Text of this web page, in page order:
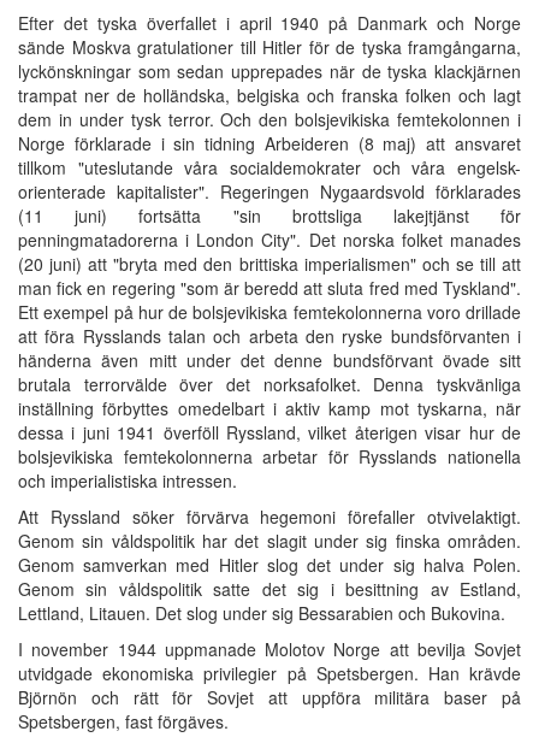
Efter det tyska överfallet i april 1940 på Danmark och Norge
sände Moskva gratulationer till Hitler för de tyska framgångarna,
lyckönskningar som sedan upprepades när de tyska klackjärnen
trampat ner de holländska, belgiska och franska folken och lagt
dem in under tysk terror. Och den bolsjevikiska femtekolonnen i
Norge förklarade i sin tidning Arbeideren (8 maj) att ansvaret
tillkom "uteslutande våra socialdemokrater och våra engelsk-
orienterade kapitalister". Regeringen Nygaardsvold förklarades
(11 juni) fortsätta "sin brottsliga lakejtjänst för
penningmatadorerna i London City". Det norska folket manades
(20 juni) att "bryta med den brittiska imperialismen" och se till att
man fick en regering "som är beredd att sluta fred med Tyskland".
Ett exempel på hur de bolsjevikiska femtekolonnerna voro drillade
att föra Rysslands talan och arbeta den ryske bundsförvanten i
händerna även mitt under det denne bundsförvant övade sitt
brutala terrorvälde över det norksafolket. Denna tyskvänliga
inställning förbyttes omedelbart i aktiv kamp mot tyskarna, när
dessa i juni 1941 överföll Ryssland, vilket återigen visar hur de
bolsjevikiska femtekolonnerna arbetar för Rysslands nationella
och imperialistiska intressen.
Att Ryssland söker förvärva hegemoni förefaller otvivelaktigt.
Genom sin våldspolitik har det slagit under sig finska områden.
Genom samverkan med Hitler slog det under sig halva Polen.
Genom sin våldspolitik satte det sig i besittning av Estland,
Lettland, Litauen. Det slog under sig Bessarabien och Bukovina.
I november 1944 uppmanade Molotov Norge att bevilja Sovjet
utvidgade ekonomiska privilegier på Spetsbergen. Han krävde
Björnön och rätt för Sovjet att uppföra militära baser på
Spetsbergen, fast förgäves.